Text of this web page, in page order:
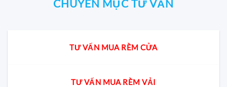
CHUYÊN MỤC TƯ VẤN
TƯ VẤN MUA RÈM CỬA
TƯ VẤN MUA RÈM VẢI